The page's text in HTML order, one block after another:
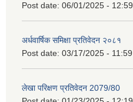
Post date: 06/01/2025 - 12:59
अर्धवार्षिक समिक्षा प्रतिवेदन २०८१
Post date: 03/17/2025 - 11:59
लेखा परिक्षण प्रतिवेदन 2079/80